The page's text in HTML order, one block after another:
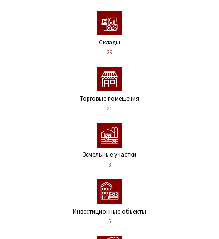
Склады
29
Торговые помещения
21
Земельные участки
8
Инвестиционные обьекты
5